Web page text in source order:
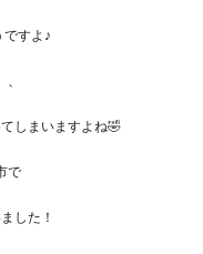
すよ♪
しまいますよね🤣
で
した！